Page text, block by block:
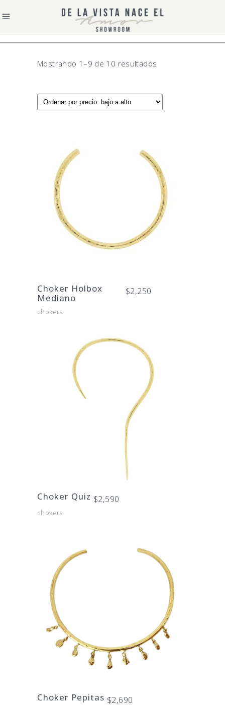
Mostrando 1–9 de 10 resultados
by
to
high
Choker Holbox
Mediano
$2,250
chokers
Choker Quiz $2,590
chokers
Choker Pepitas $2,690